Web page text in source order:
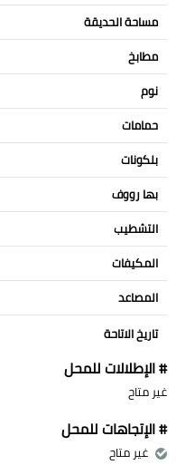
مساحة الحديقة
مطابخ
نوم
حمامات
بلكونات
بها رووف
التشطيب
المكيفات
المصاعد
تاريخ الاتاحة
# الإطلالات للمحل
غير متاح
# الإتجاهات للمحل
غير متاح